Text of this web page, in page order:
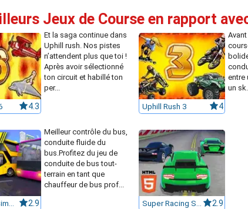
Jeux de Course en rapport
4.3
Et la saga continue dans
Uphill rush. Nos pistes
n’attendent plus que toi !
Après avoir sélectionné
ton circuit et habillé ton
per...
Uphill Rush 3 4
entre
un
2.9
Meilleur contrôle du bus,
conduite fluide du
bus.Profitez du jeu de
conduite de bus tout-
terrain en tant que
chauffeur de bus prof...
2.9